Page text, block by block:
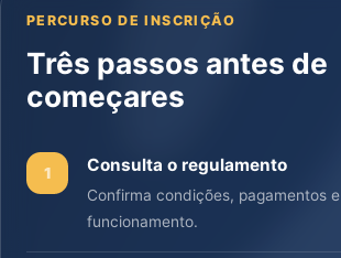
PERCURSO DE INSCRIÇÃO
Três passos antes de
começares
1 Consulta o regulamento
Confirma condições, pagamentos e
funcionamento.